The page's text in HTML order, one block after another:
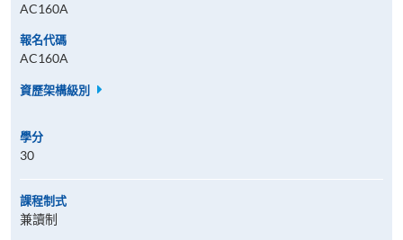
AC160A
報名代碼
AC160A
資歷架構級別
學分
30
課程制式
兼讀制